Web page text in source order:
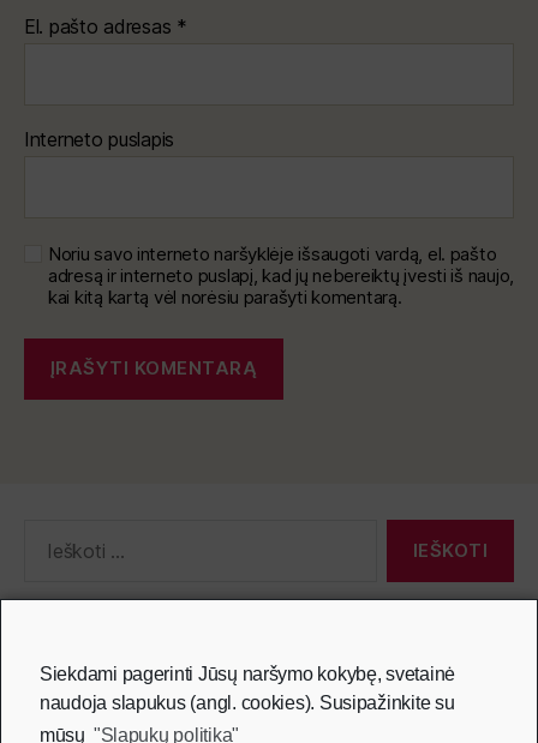
El. pašto adresas *
Interneto puslapis
Noriu savo interneto naršyklėje išsaugoti vardą, el. pašto
adresą ir interneto puslapį, kad jų nebereiktų įvesti iš naujo,
kai kitą kartą vėl norėsiu parašyti komentarą.
Siekdami pagerinti Jūsų naršymo kokybę, svetainė
naudoja slapukus (angl. cookies). Susipažinkite su
mūsų "Slapukų politika"